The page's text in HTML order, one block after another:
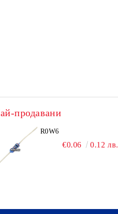
IRL2505N
€3.60 7.04 лв.
продавани
R0W6
€0.06 0.12 лв.